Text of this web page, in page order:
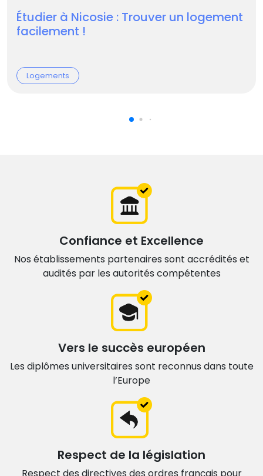
Étudier à Nicosie : Trouver un logement
facilement !
Logements
Confiance et Excellence
Nos établissements partenaires sont accrédités et
audités par les autorités compétentes
Vers le succès européen
Les diplômes universitaires sont reconnus dans toute
l’Europe
Respect de la législation
Respect des directives des ordres français pour